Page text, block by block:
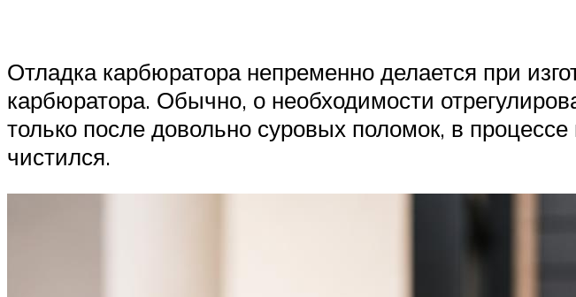
Отладка карбюратора непременно делается при
карбюратора. Обычно, о необходимости
только после довольно суровых поломок, в
чистился.